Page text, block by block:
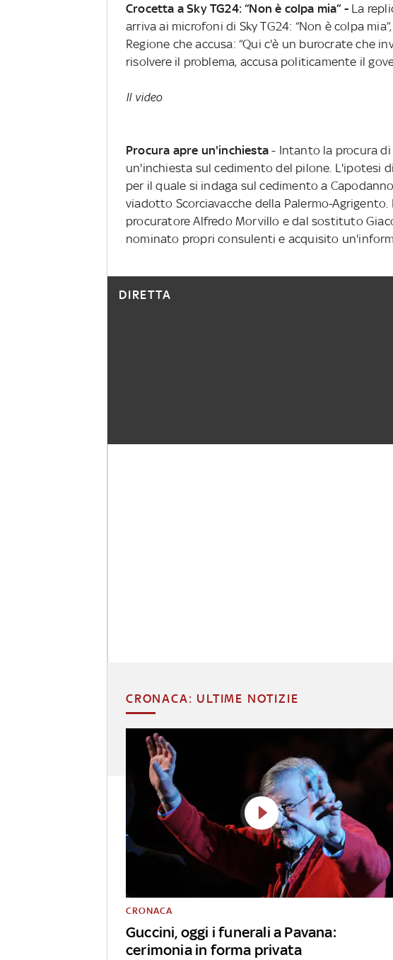
Crocetta a Sky TG24: “Non è colpa mia” - La
arriva ai microfoni di Sky TG24: “Non è colpa
Regione che accusa: “Qui c'è un burocrate che
risolvere il problema, accusa politicamente il
Il video
Procura apre un'inchiesta- Intanto la procura di
un'inchiesta sul cedimento del pilone. L'ipotesi
per il quale si indaga sul cedimento a
viadotto Scorciavacche della Palermo-
procuratore Alfredo Morvillo e dal sostituto
nominato propri consulenti e acquisito
DIRETTA
CRONACA: ULTIME NOTIZIE
Guccini, oggi i funerali a Pavana:
cerimonia in forma privata
CRONACA